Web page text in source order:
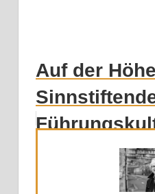
Auf der